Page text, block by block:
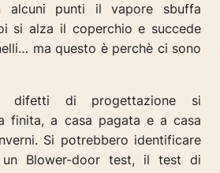
punti il vapore sbuffa
si alza il coperchio e succede
ma questo è perchè ci sono
difetti di progettazione si
finita, a casa pagata e a casa
Si potrebbero identificare
Blower-door test, il test di